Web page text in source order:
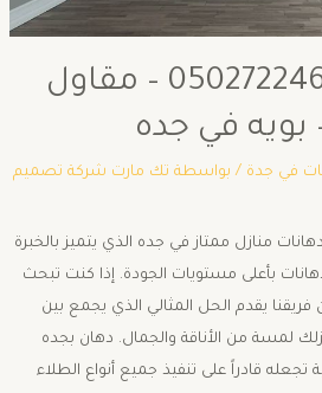
دهان بجده – 0502722462 – مقاول
بويه في جده
في جدة / بواسطة تك مارت شركة تصميم
منازل ممتاز في جده الذي يتميز بالخبرة
بأعلى مستويات الجودة. إذا كنت تبحث
يقدم الحل المثالي الذي يجمع بين
لمسة من الأناقة والجمال. دهان بجده
تجعله قادراً على تنفيذ جميع أنواع الطلاء